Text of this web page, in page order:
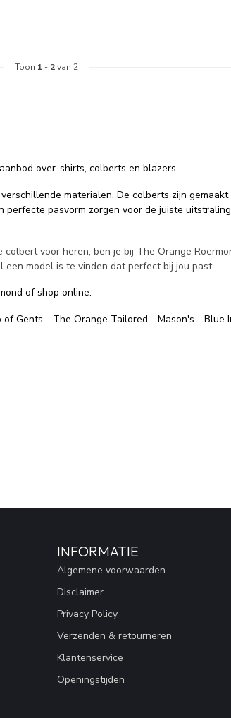
Toon 1 - 2van 2
over-shirts, colberts en blazers.
materialen. De colberts zijn
pasvorm zorgen voor de juiste
voor heren, ben je bij The Orange
model is te vinden dat perfect bij jou past.
of shop online.
of Gents - The Orange Tailored - Mason's - Blue
INFORMATIE
Algemene voorwaarden
Disclaimer
Privacy Policy
Verzenden & retourneren
Klantenservice
Openingstijden